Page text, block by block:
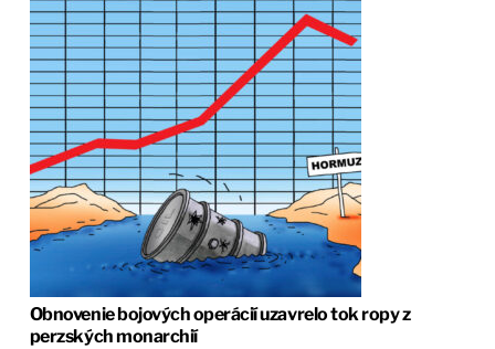
Obnovenie bojových operácií uzavrelo tok ropy z
perzských monarchií